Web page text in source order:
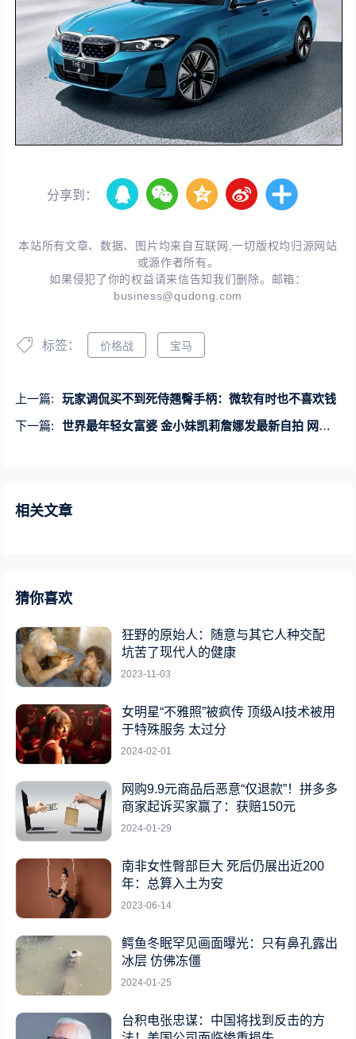
分享到：
本站所有文章、数据、图片均来自互联网,一切版权均归源网站
或源作者所有。
如果侵犯了你的权益请来信告知我们删除。邮箱：
business@qudong.com
标签： 价格战 宝马
上一篇:
玩家调侃买不到死侍翘臀手柄：微软有时也不喜欢钱
下一篇:
世界最年轻女富婆 金小妹凯莉詹娜发最新自拍 网友大喊妈咪
相关文章
猜你喜欢
狂野的原始人：随意与其它人种交配
坑苦了现代人的健康
2023-11-03
女明星“不雅照”被疯传 顶级AI技术被用
于特殊服务 太过分
2024-02-01
网购9.9元商品后恶意“仅退款”！拼多多
商家起诉买家赢了：获赔150元
2024-01-29
南非女性臀部巨大 死后仍展出近200
年：总算入土为安
2023-06-14
鳄鱼冬眠罕见画面曝光：只有鼻孔露出
冰层 仿佛冻僵
2024-01-25
台积电张忠谋：中国将找到反击的方